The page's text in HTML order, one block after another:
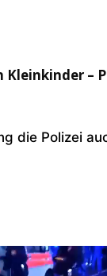
Kleinkinder –
die Polizei